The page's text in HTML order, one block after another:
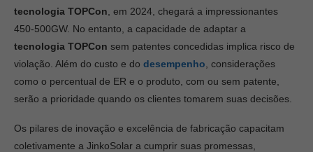
tecnologia TOPCon , em 2024, chegará a impressionantes
450-500GW. No entanto, a capacidade de adaptar a
tecnologia TOPCon sem patentes concedidas implica risco de
violação. Além do custo e do desempenho , considerações
como o percentual de ER e o produto, com ou sem patente,
serão a prioridade quando os clientes tomarem suas decisões.
Os pilares de inovação e excelência de fabricação capacitam
coletivamente a JinkoSolar a cumprir suas promessas,